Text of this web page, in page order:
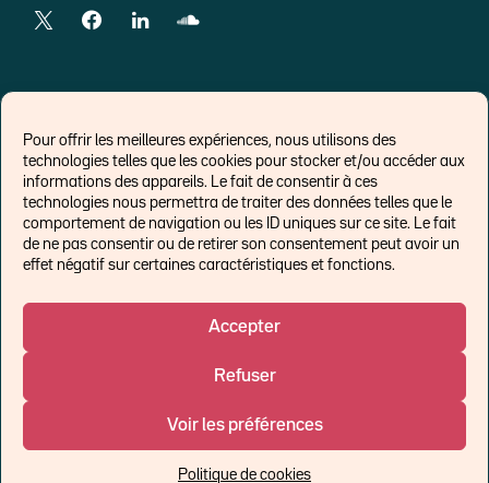
Pour offrir les meilleures expériences, nous utilisons des
technologies telles que les cookies pour stocker et/ou accéder aux
informations des appareils. Le fait de consentir à ces
technologies nous permettra de traiter des données telles que le
comportement de navigation ou les ID uniques sur ce site. Le fait
de ne pas consentir ou de retirer son consentement peut avoir un
effet négatif sur certaines caractéristiques et fonctions.
Accepter
Refuser
Voir les préférences
Politique de cookies
LIENS EXTERNES
Chroniques pour Forbes
Economistes
Think tank
Politique de cookies (UE)
Un affilié de :